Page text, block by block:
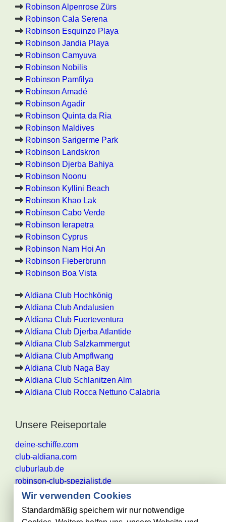
Robinson Alpenrose Zürs
Robinson Cala Serena
Robinson Esquinzo Playa
Robinson Jandia Playa
Robinson Camyuva
Robinson Nobilis
Robinson Pamfilya
Robinson Amadé
Robinson Agadir
Robinson Quinta da Ria
Robinson Maldives
Robinson Sarigerme Park
Robinson Landskron
Robinson Djerba Bahiya
Robinson Noonu
Robinson Kyllini Beach
Robinson Khao Lak
Robinson Cabo Verde
Robinson Ierapetra
Robinson Cyprus
Robinson Nam Hoi An
Robinson Fieberbrunn
Robinson Boa Vista
Aldiana Club Hochkönig
Aldiana Club Andalusien
Aldiana Club Fuerteventura
Aldiana Club Djerba Atlantide
Aldiana Club Salzkammergut
Aldiana Club Ampflwang
Aldiana Club Naga Bay
Aldiana Club Schlanitzen Alm
Aldiana Club Rocca Nettuno Calabria
Unsere Reiseportale
deine-schiffe.com
club-aldiana.com
cluburlaub.de
robinson-club-spezialist.de
Wir verwenden Cookies
Standardmäßig speichern wir nur notwendige